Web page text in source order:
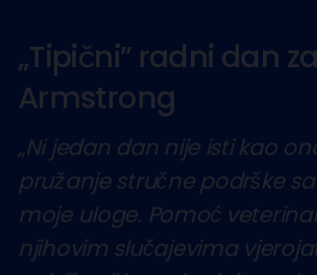
„Tipični” radni dan
Armstrong
„Ni jedan dan nije isti kao
pružanje stručne podrške
moje uloge. Pomoć
njihovim slučajevima